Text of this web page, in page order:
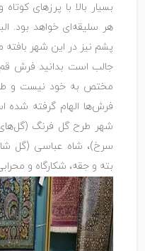
بسیار بالا با پرزهای
هر سلیقه‌ای خواهد بود.
پشم نیز در این شهر
جالب است بدانید فرش
مختص به خود نیست و
فرش‌ها الهام گرفته
شهر طرح گل فرنگ
سرخ)، شاه عباسی (گل
بته و جقه، شکارگاه و